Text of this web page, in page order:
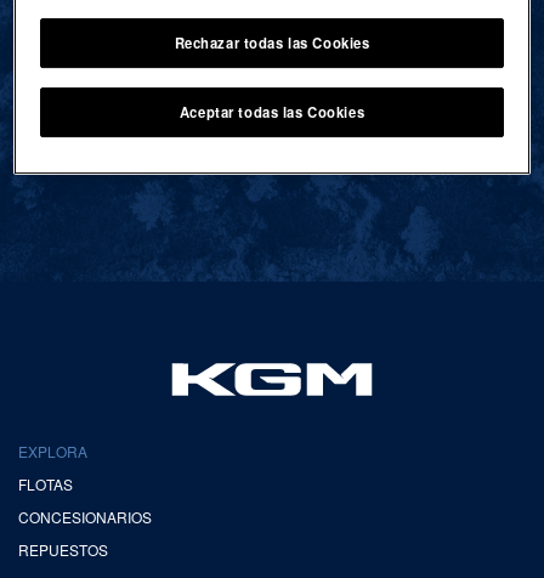
VOLVER AL INICIO
EXPLORA
FLOTAS
CONCESIONARIOS
REPUESTOS
Rechazar todas las Cookies
Aceptar todas las Cookies